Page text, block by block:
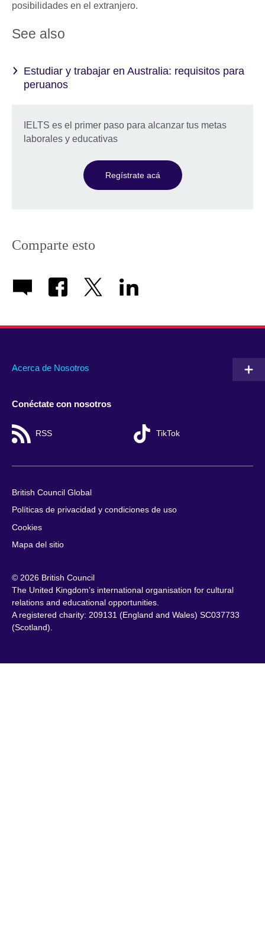
posibilidades en el extranjero.
See also
Estudiar y trabajar en Australia: requisitos para
peruanos
IELTS es el primer paso para alcanzar tus metas
laborales y educativas
Regístrate acá
Comparte esto
Acerca de Nosotros
Conéctate con nosotros
RSS TikTok
British Council Global
Políticas de privacidad y condiciones de uso
Cookies
Mapa del sitio
© 2026 British Council
The United Kingdom’s international organisation for cultural
relations and educational opportunities.
A registered charity: 209131 (England and Wales) SC037733
(Scotland).